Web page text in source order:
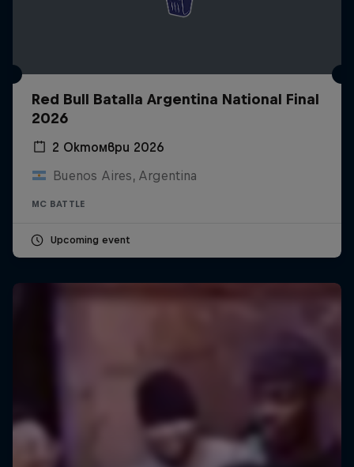
Red Bull Batalla Argentina National Final
2026
2 Октомври 2026
Buenos Aires, Argentina
MC BATTLE
Upcoming event